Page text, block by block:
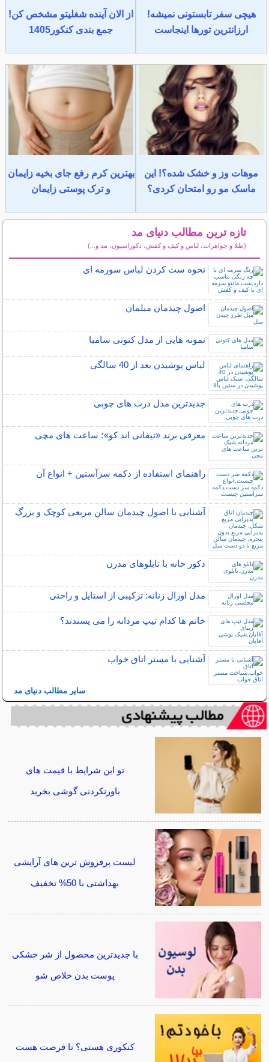
هیچی سفر تابستونی نمیشه!
ارزانترین تورها اینجاست
از الان آینده شغلیتو مشخص کن!
جمع بندی کنکور1405
موهات وز و خشک شده؟! این
ماسک مو رو امتحان کردی؟
بهترین کرم رفع جای بخیه زایمان
و ترک پوستی زایمان
تازه ترین مطالب دنیای مد
(طلا و جواهرات، لباس و کیف و کفش، دکوراسیون، مد و...)
نحوه ست کردن لباس سورمه ای
اصول چیدمان مبلمان
نمونه هایی از مدل کتونی سامبا
لباس پوشیدن بعد از 40 سالگی
جدیدترین مدل درب های چوبی
معرفی برند «تیفانی اند کو»؛ ساعت های مچی
راهنمای استفاده از دکمه سرآستین + انواع آن
آشنایی با اصول چیدمان سالن مربعی کوچک و بزرگ
دکور خانه با تابلوهای مدرن
مدل اورال زنانه: ترکیبی از استایل و راحتی
خانم ها کدام تیپ مردانه را می پسندند؟
آشنایی با مستر اتاق خواب
سایر مطالب دنیای مد
تو این شرایط با قیمت های
باورنکردنی گوشی بخرید
لیست پرفروش ترین های آرایشی
بهداشتی با 50% تخفیف
با جدیدترین محصول از شر خشکی
پوست بدن خلاص شو
کنکوری هستی؟ تا فرصت هست